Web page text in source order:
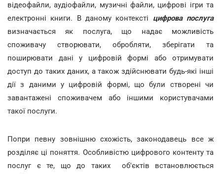
відеофайли, аудіофайли, музичні файли, цифрові ігри та
електронні книги. В даному контексті цифрова послуга
визначається як послуга, що надає можливість
споживачу створювати, обробляти, зберігати та
поширювати дані у цифровій формі або отримувати
доступ до таких даних, а також здійснювати будь-які інші
дії з даними у цифровій формі, що були створені чи
завантажені споживачем або іншими користувачами
такої послуги.
Попри певну зовнішню схожість, законодавець все ж
розділяє ці поняття. Особливістю цифрового контенту та
послуг є те, що до таких об'єктів встановлюється